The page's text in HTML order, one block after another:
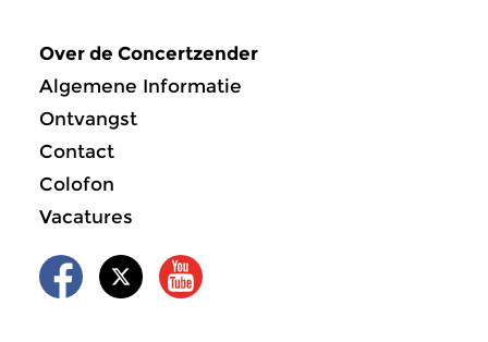
Over de Concertzender
Algemene Informatie
Ontvangst
Contact
Colofon
Vacatures